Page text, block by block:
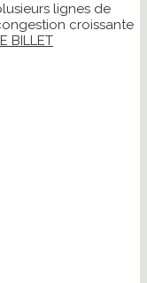
lignes de
croissante
BILLET